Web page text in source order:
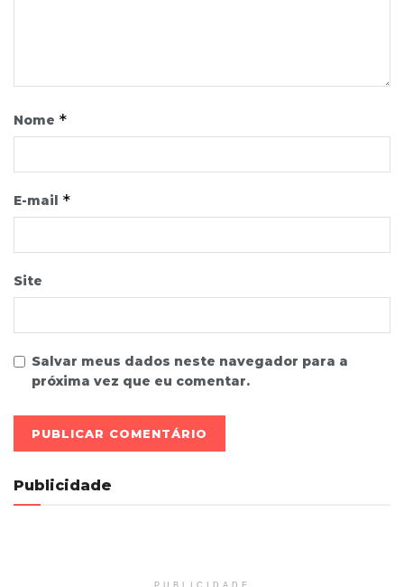
Nome *
E-mail *
Site
Salvar meus dados neste navegador para a
próxima vez que eu comentar.
Publicidade
PUBLICIDADE